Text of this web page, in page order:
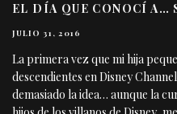
EL DÍA QUE CONOCÍ A…
JULIO 31, 2016
La primera vez que mi hija
descendientes en Disney
demasiado la idea… aunque la